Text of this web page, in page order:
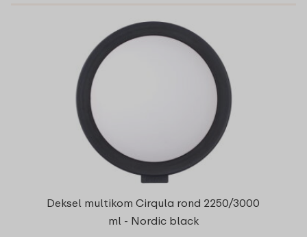
Deksel multikom Cirqula rond 2250/3000
ml - Nordic black